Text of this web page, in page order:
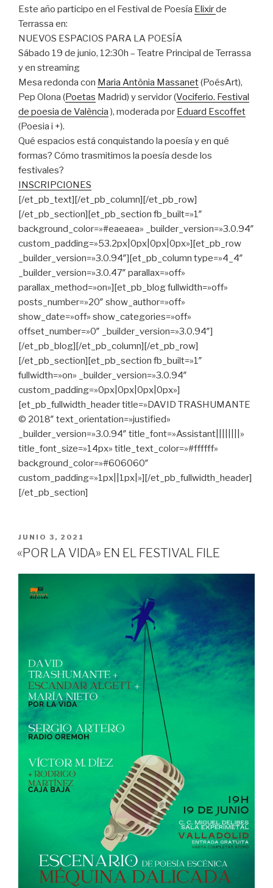
Este año participo en el Festival de Poesía Elixirde
Terrassa en:
NUEVOS ESPACIOS PARA LA POESÍA
Sábado 19 de junio, 12:30h – Teatre Principal de Terrassa
y en streaming
Mesa redonda con Maria Antònia Massanet(PoésArt),
Pep Olona (Poetas Madrid) y servidor (Vociferio. Festival
de poesia de València ), moderada por Eduard Escoffet
(Poesia i +).
Qué espacios está conquistando la poesía y en qué
formas? Cómo trasmitimos la poesía desde los
festivales?
INSCRIPCIONES
[/et_pb_text][/et_pb_column][/et_pb_row]
[/et_pb_section][et_pb_section fb_built=»1″
background_color=»#eaeaea» _builder_version=»3.0.94″
custom_padding=»53.2px|0px|0px|0px»][et_pb_row
_builder_version=»3.0.94″][et_pb_column type=»4_4″
_builder_version=»3.0.47″ parallax=»off»
parallax_method=»on»][et_pb_blog fullwidth=»off»
posts_number=»20″ show_author=»off»
show_date=»off» show_categories=»off»
offset_number=»0″ _builder_version=»3.0.94″]
[/et_pb_blog][/et_pb_column][/et_pb_row]
[/et_pb_section][et_pb_section fb_built=»1″
fullwidth=»on» _builder_version=»3.0.94″
custom_padding=»0px|0px|0px|0px»]
[et_pb_fullwidth_header title=»DAVID TRASHUMANTE
© 2018″ text_orientation=»justified»
_builder_version=»3.0.94″ title_font=»Assistant||||||||»
title_font_size=»14px» title_text_color=»#ffffff»
background_color=»#606060″
custom_padding=»1px||1px|»][/et_pb_fullwidth_header]
[/et_pb_section]
PUBLICADO
EN
JUNIO 3, 2021
«POR LA VIDA» EN EL FESTIVAL FILE